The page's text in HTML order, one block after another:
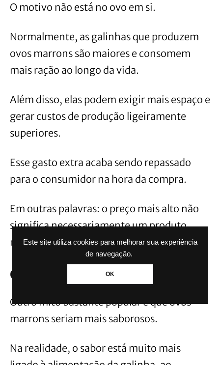
Este site utiliza cookies para melhorar sua experiência
de navegação.
OK
O motivo não está no ovo em si.
Normalmente, as galinhas que produzem
ovos marrons são maiores e consomem
mais ração ao longo da vida.
Além disso, elas podem exigir mais espaço e
gerar custos de produção ligeiramente
superiores.
Esse gasto extra acaba sendo repassado
para o consumidor na hora da compra.
Em outras palavras: o preço mais alto não
significa necessariamente um produto
melhor.
O sabor muda?
Outro mito bastante popular é que ovos
marrons seriam mais saborosos.
Na realidade, o sabor está muito mais